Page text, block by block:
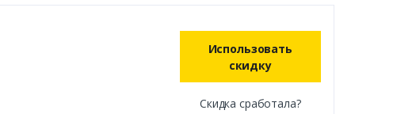
Использовать
скидку
Скидка сработала?